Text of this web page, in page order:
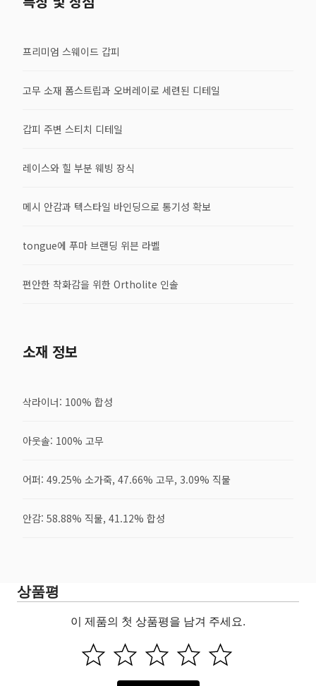
프리미엄 스웨이드 갑피
고무 소재 폼스트립과 오버레이로 세련된 디테일
갑피 주변 스티치 디테일
레이스와 힐 부분 웨빙 장식
메시 안감과 텍스타일 바인딩으로 통기성 확보
tongue에 푸마 브랜딩 위븐 라벨
편안한 착화감을 위한 Ortholite 인솔
소재 정보
삭라이너: 100% 합성
아웃솔: 100% 고무
어퍼: 49.25% 소가죽, 47.66% 고무, 3.09% 직물
안감: 58.88% 직물, 41.12% 합성
상품평
이 제품의 첫 상품평을 남겨 주세요.